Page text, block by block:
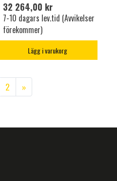
32 264,00 kr
7-10 dagars lev.tid (Avvikelser
förekommer)
Lägg i varukorg
2 »